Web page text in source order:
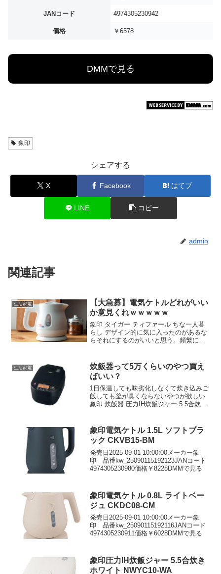
JANコード 4974305230942
価格 ￥6578
DMMで見る
象印
シェアする
X Facebook はてブ
LINE コピー
admin
関連記事
生活家電
【大急募】電気ケトルどれがいい
か意見くれｗｗｗｗｗ
象印 タイガー ティファール ちな一人暮
らし デザイン的に気に入ったのがあるな
らそれにするのがいいと思う。頻繁に使
を一千円で買った 給水しやすいの選べば
良いと思うよ
生活家電
炊飯器って5万くらいのやつ買え
ばいい？
1日保温しても味劣化しなくて炊き込みご
飯しても釜が臭くならないやつが欲しい
象印 炊飯器 圧力IH炊飯ジャー 5.5合炊き
もあるけど粒立ちと半日経ってもそこそ
こ美味しくてよかった
象印電気ケトル 1.5L ソフトブラ
ック CKVB15-BM
発売日2025-09-01 10:00:00メーカー象
印 品番kw_25090115192123JANコード
4974305230980価格￥8228DMMで見る
象印電気ケトル 0.8L ライトベー
ジュ CKDC08-CM
発売日2025-09-01 10:00:00メーカー象
印 品番kw_25090115192116JANコード
4974305230911価格￥6028DMMで見る
象印圧力IH炊飯ジャー 5.5合炊き
ホワイト NWYC10-WA